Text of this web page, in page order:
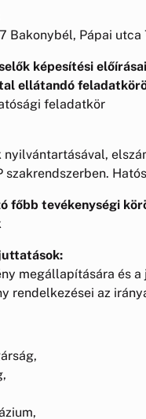
Bakonybél, Pápai utca
képesítési
ellátandó
feladatkör
főbb tevékenységi
megállapítására és
rendelkezései az